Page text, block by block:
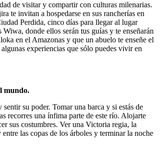
de visitar y compartir con culturas milenarias.
te invitan a hospedarse en sus rancherías en
Perdida, cinco días para llegar al lugar
donde ellos serán tus guías y te enseñarán
en el Amazonas y que un abuelo te enseñe el
experiencias que sólo puedes vivir en
mundo.
su poder. Tomar una barca y si estás de
recorres una ínfima parte de este río. Alojarte
sus costumbres. Ver una Victoria regia, la
las copas de los árboles y terminar la noche